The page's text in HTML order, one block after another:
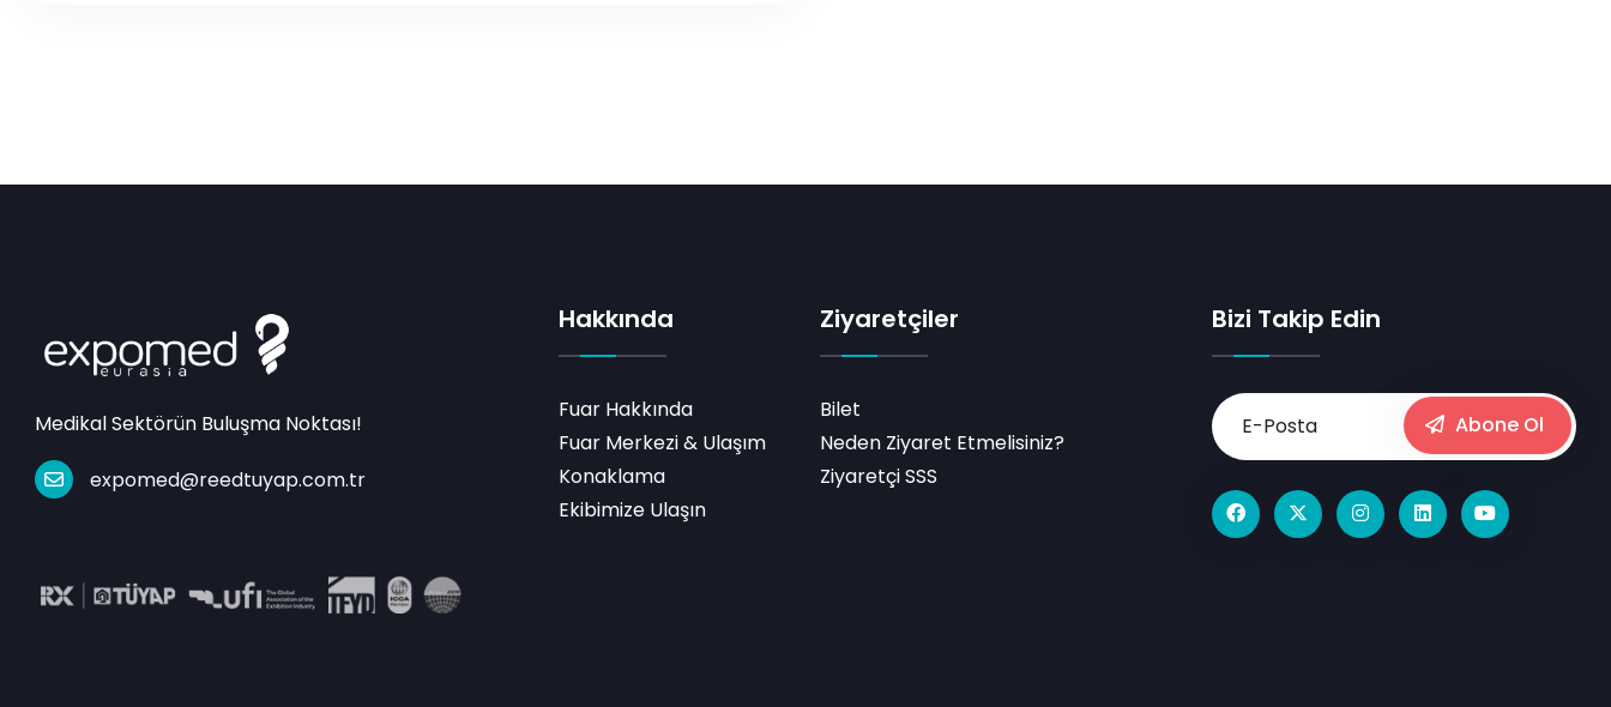
Medikal Sektörün Buluşma Noktası!
expomed@reedtuyap.com.tr
Hakkında
Fuar Hakkında
Fuar Merkezi & Ulaşım
Konaklama
Ekibimize Ulaşın
Ziyaretçiler
Bilet
Neden Ziyaret Etmelisiniz?
Ziyaretçi SSS
Bizi Takip Edin
Abone Ol